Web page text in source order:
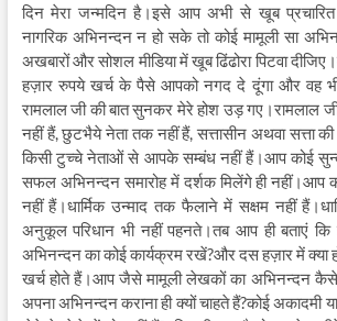
दिन मेरा जन्मदिन है।इसे आप अभी से खूब प्रचारित
नागरिक अभिनन्दन न हो सके तो कोई मामूली सा
अखबारों और सोशल मीडिया में खूब ढिंढोरा पिटवा
हज़ार रुपये खर्च के पैसे आपको नगद दे दूंगा और वह
रामलाल जी की बात सुनकर मेरे होश उड़ गए।रामलाल
नहीं हैं, छुटभैये नेता तक नहीं हैं, सत्तासीन अथवा सत्ता की
किसी टुच्चे नेताओं से आपके सम्बंध नहीं हैं।आप कोई
सफल अभिनन्दन समारोह में दर्शक मिलेंगे ही नहीं।आप
नहीं हैं।धार्मिक उन्माद तक फैलाने में सक्षम नहीं
अनुकूल परिधान भी नहीं पहनते।तब आप ही बताएं
अभिनन्दन का कोई कार्यक्रम रखें?और दस हज़ार में क्या
खर्च होते हैं।आप जैसे मामूली लेखकों का अभिनन्दन
अपना अभिनन्दन कराना ही क्यों चाहते हैं?कोई अकादमी